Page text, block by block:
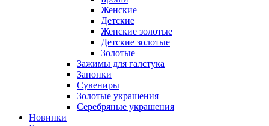
Женские
Детские
Женские золотые
Детские золотые
Золотые
Зажимы для галстука
Запонки
Сувениры
Золотые украшения
Серебряные украшения
Новинки